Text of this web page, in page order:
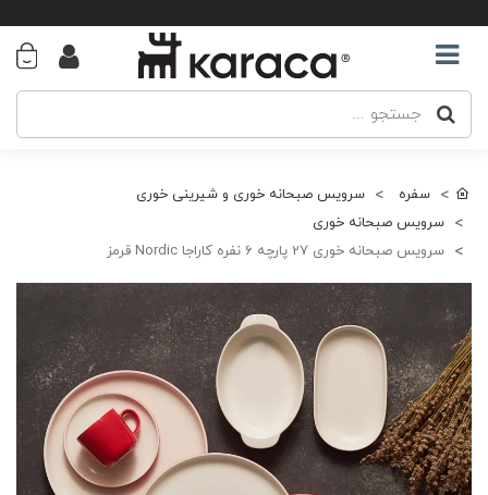
سفره
سرویس صبحانه خوری و شیرینی خوری
سرویس صبحانه خوری
سرویس صبحانه خوری 27 پارچه ۶ نفره کاراجا Nordic قرمز